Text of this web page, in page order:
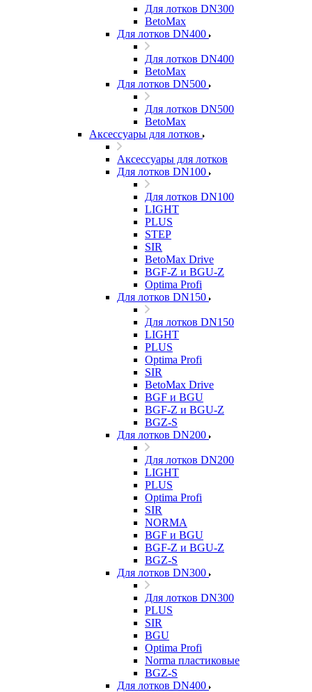
Для лотков DN300
BetoMax
Для лотков DN400
Для лотков DN400
BetoMax
Для лотков DN500
Для лотков DN500
BetoMax
Аксессуары для лотков
Аксессуары для лотков
Для лотков DN100
Для лотков DN100
LIGHT
PLUS
STEP
SIR
BetoMax Drive
BGF-Z и BGU-Z
Optima Profi
Для лотков DN150
Для лотков DN150
LIGHT
PLUS
Optima Profi
SIR
BetoMax Drive
BGF и BGU
BGF-Z и BGU-Z
BGZ-S
Для лотков DN200
Для лотков DN200
LIGHT
PLUS
Optima Profi
SIR
NORMA
BGF и BGU
BGF-Z и BGU-Z
BGZ-S
Для лотков DN300
Для лотков DN300
PLUS
SIR
BGU
Optima Profi
Norma пластиковые
BGZ-S
Для лотков DN400